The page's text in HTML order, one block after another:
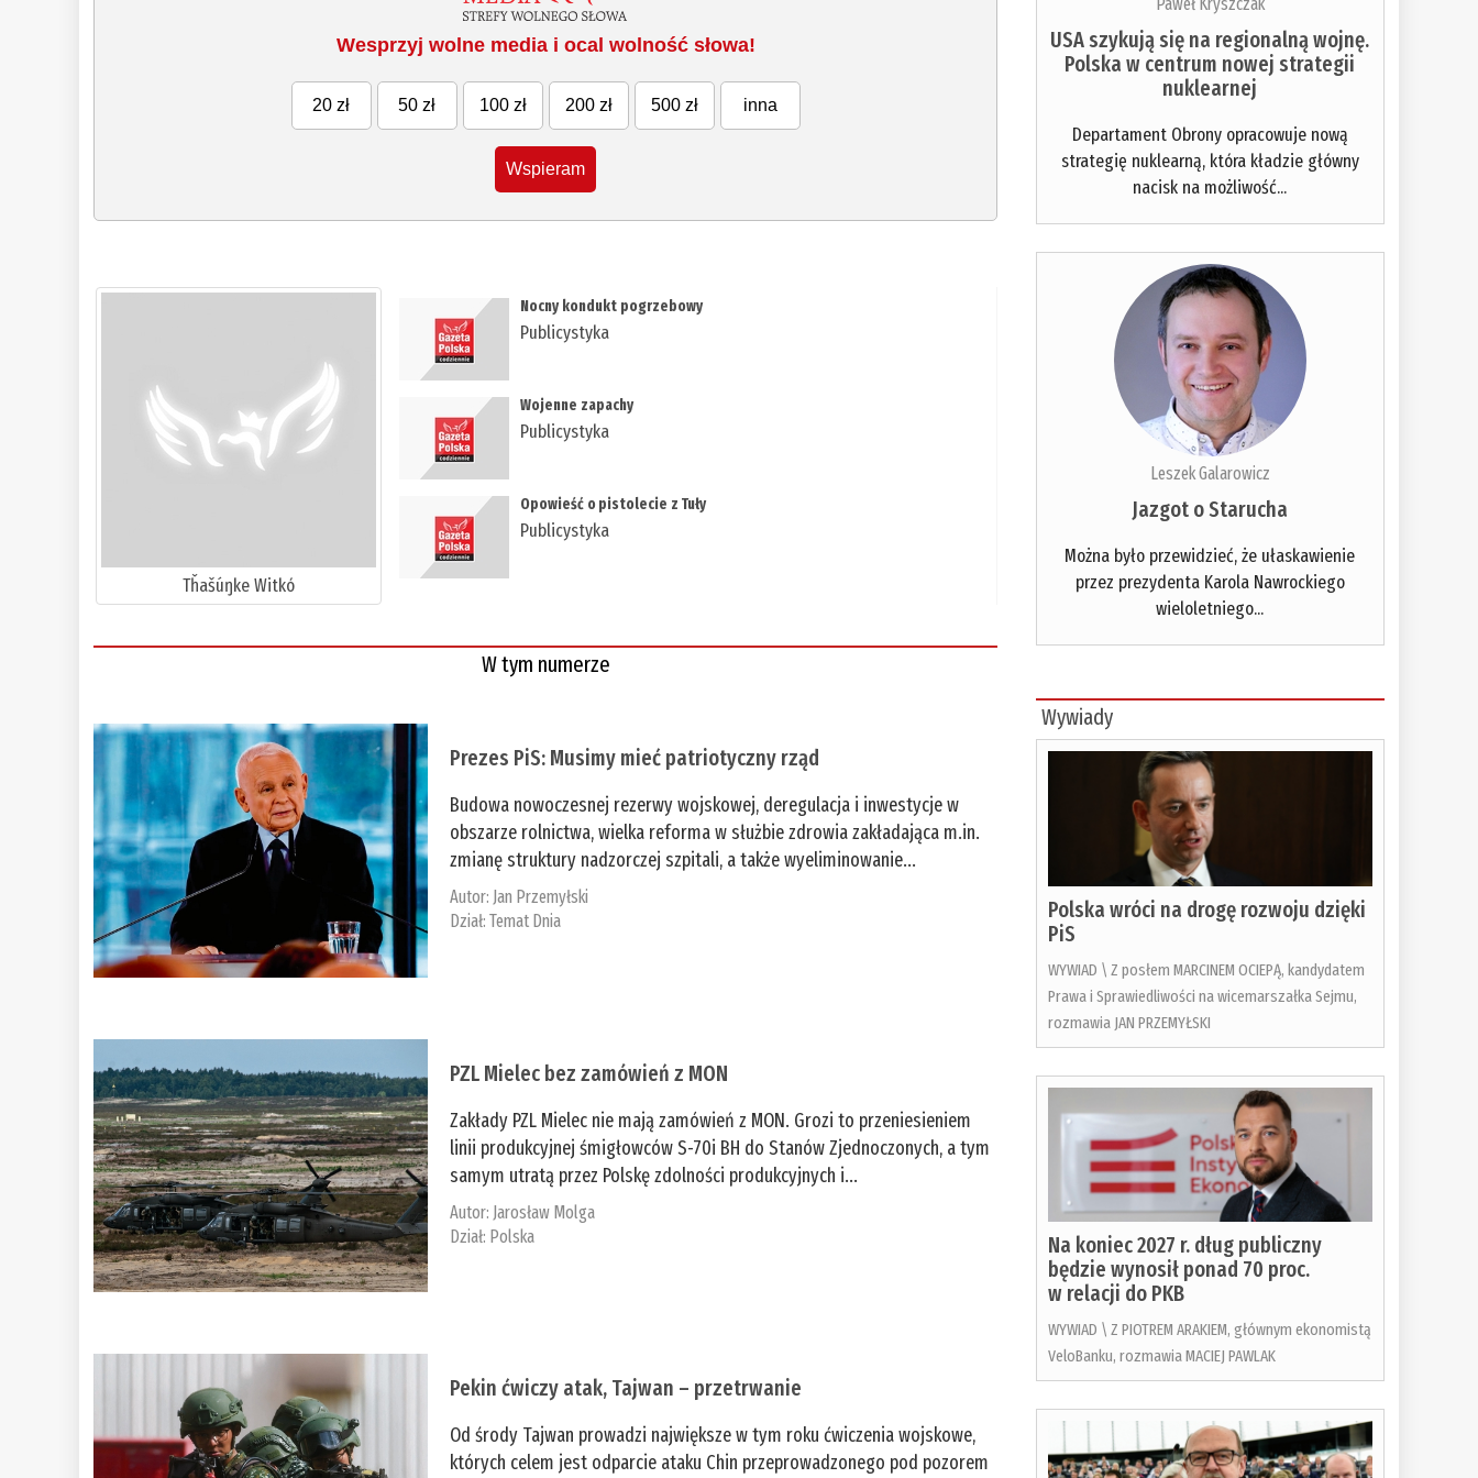
Wesprzyj wolne media i ocal wolność słowa!
20 zł 50 zł 100 zł 200 zł 500 zł inna
Wspieram
Tȟašúŋke Witkó
Nocny kondukt pogrzebowy
Publicystyka
Wojenne zapachy
Publicystyka
Opowieść o pistolecie z Tuły
Publicystyka
W tym numerze
Prezes PiS: Musimy mieć patriotyczny rząd
Budowa nowoczesnej rezerwy wojskowej, deregulacja i inwestycje w
obszarze rolnictwa, wielka reforma w służbie zdrowia zakładająca m.in.
zmianę struktury nadzorczej szpitali, a także wyeliminowanie...
Autor: Jan Przemyłski
Dział:Temat Dnia
PZL Mielec bez zamówień z MON
Zakłady PZL Mielec nie mają zamówień z MON. Grozi to przeniesieniem
linii produkcyjnej śmigłowców S-70i BH do Stanów Zjednoczonych, a tym
samym utratą przez Polskę zdolności produkcyjnych i...
Autor: Jarosław Molga
Dział: Polska
Pekin ćwiczy atak, Tajwan – przetrwanie
Od środy Tajwan prowadzi największe w tym roku ćwiczenia wojskowe,
których celem jest odparcie ataku Chin przeprowadzonego pod pozorem
USA szykują się na regionalną wojnę.
Polska w centrum nowej strategii
nuklearnej
Departament Obrony opracowuje nową
strategię nuklearną, która kładzie główny
nacisk na możliwość...
Leszek Galarowicz
Jazgot o Starucha
Można było przewidzieć, że ułaskawienie
przez prezydenta Karola Nawrockiego
wieloletniego...
Wywiady
Polska wróci na drogę rozwoju dzięki
PiS
WYWIAD \ Z posłem MARCINEM OCIEPĄ, kandydatem
Prawa i Sprawiedliwości na wicemarszałka Sejmu,
rozmawia JAN PRZEMYŁSKI
Na koniec 2027 r. dług publiczny
będzie wynosił ponad 70 proc.
w relacji do PKB
WYWIAD \ Z PIOTREM ARAKIEM, głównym ekonomistą
VeloBanku, rozmawia MACIEJ PAWLAK